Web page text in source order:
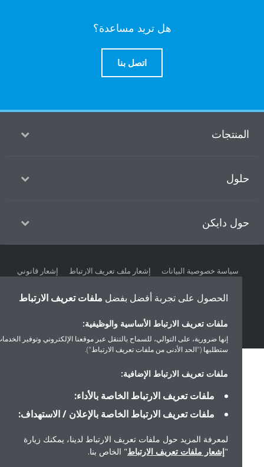
هل تريد مساعدة؟
اتصل بنا
دايكن
إشعار قانوني إشعار ملف تعريف الارتباط
سياسة خصوصية البيانات
الحصول على تجربة أفضل بفضلملفات تعريف الارتباط
ملفات تعريف الارتباط الأساسية والوظيفية:
إنها ضرورية، على التوالي، للسماح بالتنقل عبر موقعنا الإلكتروني وتوفير الخدمات التي
ستطلبها ("الحد الأدنى من ملفات تعريف الارتباط").
ملفات تعريف الارتباط الإضافية:
ملفات تعريف الارتباط الخاصة بالأداء:
ملفات تعريف الارتباط الخاصة بالإعلان / الاستهداف:
لمعرفة المزيد حول ملفات تعريف الارتباط لدينا، يمكنك زيارة
إشعار ملفات تعريف الارتباط" الخاص بنا.